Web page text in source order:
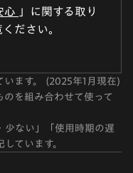
心 」に関する取り
ださい。
ます。 (2025年1月現在)
を組み合わせて使って
少ない」「使用時期の遅
ています。